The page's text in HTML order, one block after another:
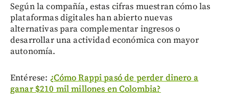
Según la compañía, estas cifras muestran cómo las
plataformas digitales han abierto nuevas
alternativas para complementar ingresos o
desarrollar una actividad económica con mayor
autonomía.
Entérese: ¿Cómo Rappi pasó de perder dinero a
ganar $210 mil millones en Colombia?